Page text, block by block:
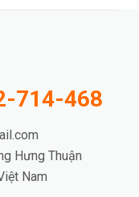
714-468
Hưng Thuận
Nam